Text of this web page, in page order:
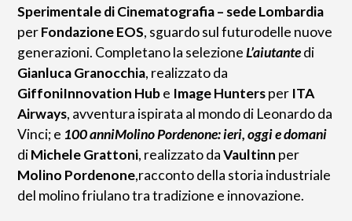
Sperimentale di Cinematografia – sede Lombardia
perFondazione EOS, sguardo sul futurodelle nuove
generazioni. Completano la selezioneL’aiutantedi
Gianluca Granocchia, realizzato da
GiffoniInnovation Hube Image Huntersper ITA
Airways, avventura ispirata al mondo di Leonardo da
Vinci; e 100 anniMolino Pordenone: ieri, oggi e domani
diMichele Grattoni, realizzato daVaultinn per
Molino Pordenone,racconto della storia industriale
del molino friulano tra tradizione e innovazione.